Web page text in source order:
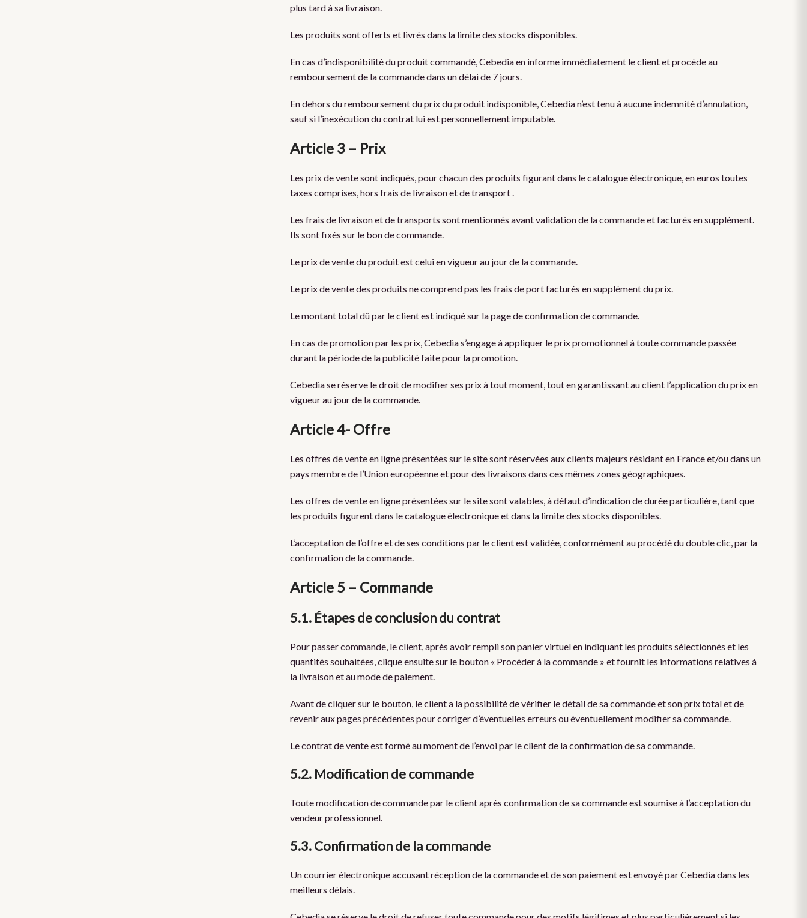
plus tard à sa livraison.
Les produits sont offerts et livrés dans la limite des stocks disponibles.
En cas d’indisponibilité du produit commandé, Cebedia en informe immédiatement le client et procède au
remboursement de la commande dans un délai de 7 jours.
En dehors du remboursement du prix du produit indisponible, Cebedia n’est tenu à aucune indemnité d’annulation,
sauf si l’inexécution du contrat lui est personnellement imputable.
Article 3 – Prix
Les prix de vente sont indiqués, pour chacun des produits figurant dans le catalogue électronique, en euros toutes
taxes comprises, hors frais de livraison et de transport .
Les frais de livraison et de transports sont mentionnés avant validation de la commande et facturés en supplément.
Ils sont fixés sur le bon de commande.
Le prix de vente du produit est celui en vigueur au jour de la commande.
Le prix de vente des produits ne comprend pas les frais de port facturés en supplément du prix.
Le montant total dû par le client est indiqué sur la page de confirmation de commande.
En cas de promotion par les prix, Cebedia s’engage à appliquer le prix promotionnel à toute commande passée
durant la période de la publicité faite pour la promotion.
Cebedia se réserve le droit de modifier ses prix à tout moment, tout en garantissant au client l’application du prix en
vigueur au jour de la commande.
Article 4- Offre
Les offres de vente en ligne présentées sur le site sont réservées aux clients majeurs résidant en France et/ou dans un
pays membre de l’Union européenne et pour des livraisons dans ces mêmes zones géographiques.
Les offres de vente en ligne présentées sur le site sont valables, à défaut d’indication de durée particulière, tant que
les produits figurent dans le catalogue électronique et dans la limite des stocks disponibles.
L’acceptation de l’offre et de ses conditions par le client est validée, conformément au procédé du double clic, par la
confirmation de la commande.
Article 5 – Commande
5.1. Étapes de conclusion du contrat
Pour passer commande, le client, après avoir rempli son panier virtuel en indiquant les produits sélectionnés et les
quantités souhaitées, clique ensuite sur le bouton « Procéder à la commande » et fournit les informations relatives à
la livraison et au mode de paiement.
Avant de cliquer sur le bouton, le client a la possibilité de vérifier le détail de sa commande et son prix total et de
revenir aux pages précédentes pour corriger d’éventuelles erreurs ou éventuellement modifier sa commande.
Le contrat de vente est formé au moment de l’envoi par le client de la confirmation de sa commande.
5.2. Modification de commande
Toute modification de commande par le client après confirmation de sa commande est soumise à l’acceptation du
vendeur professionnel.
5.3. Confirmation de la commande
Un courrier électronique accusant réception de la commande et de son paiement est envoyé par Cebedia dans les
meilleurs délais.